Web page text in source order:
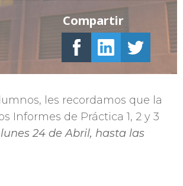
les recordamos que la
Informes de Práctica 1, 2 y 3
lunes 24 de Abril, hasta las
Compartir